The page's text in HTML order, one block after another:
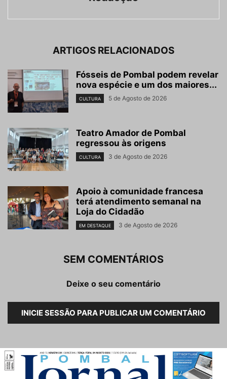
ARTIGOS RELACIONADOS
Fósseis de Pombal podem revelar
nova espécie e um dos maiores...
CULTURA 5 de Agosto de 2026
Teatro Amador de Pombal
regressou às origens
CULTURA 3 de Agosto de 2026
Apoio à comunidade francesa
terá atendimento semanal na
Loja do Cidadão
EM DESTAQUE 3 de Agosto de 2026
SEM COMENTÁRIOS
Deixe o seu comentário
INICIE SESSÃO PARA PUBLICAR UM COMENTÁRIO